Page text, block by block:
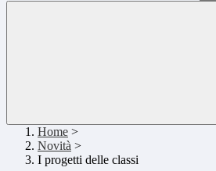
Home >
Novità >
I progetti delle classi